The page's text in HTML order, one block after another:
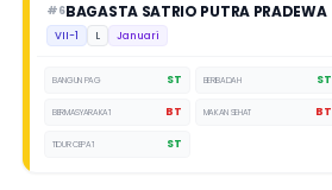
#6BAGASTA SATRIO PUTRA PRADEWA
VII-1 L Januari
BANGUN PAGI ST BERIBADAH ST
BERMASYARAKAT BT MAKAN SEHAT BT
TIDUR CEPAT ST